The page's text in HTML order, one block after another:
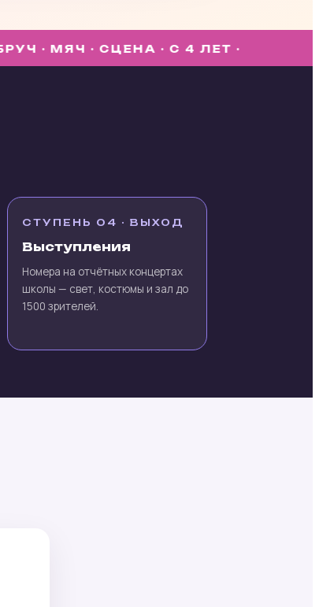
МЯЧ · СЦЕНА · С 4 ЛЕТ ·
СТУПЕНЬ 04 · ВЫХОД
Выступления
Номера на отчётных концертах
школы — свет, костюмы и зал до
1500 зрителей.